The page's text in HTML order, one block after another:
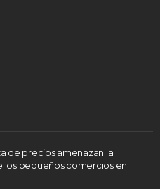
de precios amenazan la
los pequeños comercios en